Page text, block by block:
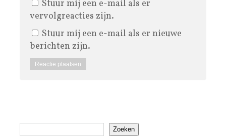
Stuur mij een e-mail als er
vervolgreacties zijn.
Stuur mij een e-mail als er nieuwe
berichten zijn.
Zoeken